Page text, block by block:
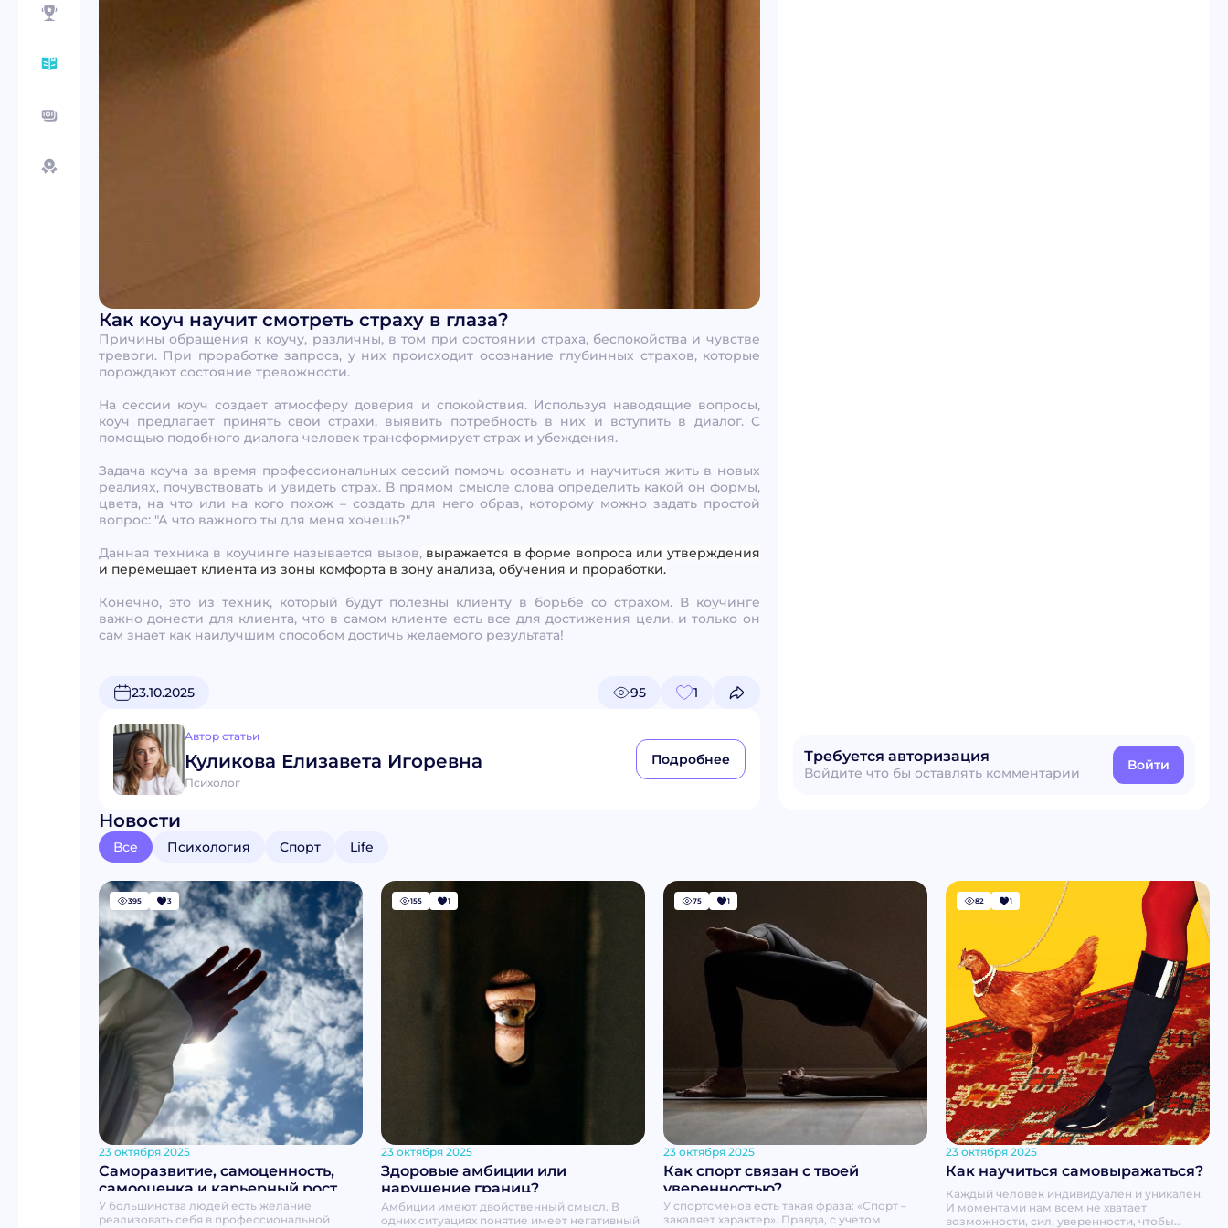
Как коуч научит смотреть страху в глаза?
Причины обращения к коучу, различны, в том при состоянии страха, беспокойства и чувстве
тревоги. При проработке запроса, у них происходит осознание глубинных страхов, которые
порождают состояние тревожности.
На сессии коуч создает атмосферу доверия и спокойствия. Используя наводящие вопросы,
коуч предлагает принять свои страхи, выявить потребность в них и вступить в диалог. С
помощью подобного диалога человек трансформирует страх и убеждения.
Задача коуча за время профессиональных сессий помочь осознать и научиться жить в новых
реалиях, почувствовать и увидеть страх. В прямом смысле слова определить какой он формы,
цвета, на что или на кого похож – создать для него образ, которому можно задать простой
вопрос: "А что важного ты для меня хочешь?"
Данная техника в коучинге называется вызов,выражается в форме вопроса или утверждения
и перемещает клиента из зоны комфорта в зону анализа, обучения и проработки.
Конечно, это из техник, который будут полезны клиенту в борьбе со страхом. В коучинге
важно донести для клиента, что в самом клиенте есть все для достижения цели, и только он
сам знает как наилучшим способом достичь желаемого результата!
23.10.2025 95 1
Автор статьи
Куликова Елизавета Игоревна
Психолог
Подробнее Требуется авторизация
Войдите что бы оставлять комментарии
Войти
Новости
Все Психология Спорт Life
395 3
23 октября 2025
Саморазвитие, самоценность,
самооценка и карьерный рост
У большинства людей есть желание
реализовать себя в профессиональной
155 1
23 октября 2025
Здоровые амбиции или
нарушение границ?
Амбиции имеют двойственный смысл. В
одних ситуациях понятие имеет негативный
75 1
23 октября 2025
Как спорт связан с твоей
уверенностью?
У спортсменов есть такая фраза: «Спорт –
закаляет характер». Правда, с учетом
82 1
23 октября 2025
Как научиться самовыражаться?
Каждый человек индивидуален и уникален.
И моментами нам всем не хватает
возможности, сил, уверенности, чтобы